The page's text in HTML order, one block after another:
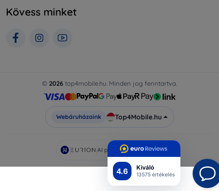
4.6 Kiváló
13575 értékelés
Kövess minket
© 2026 top4mobile.hu. Minden jog fenntartva.
Webáruházaink Top4Mobile.hu
AI powered byEurion